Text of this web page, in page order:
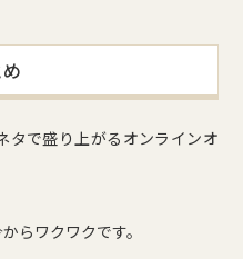
タで盛り上がるオンラインオ
らワクワクです。